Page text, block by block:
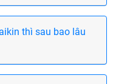
thì sau bao lâu